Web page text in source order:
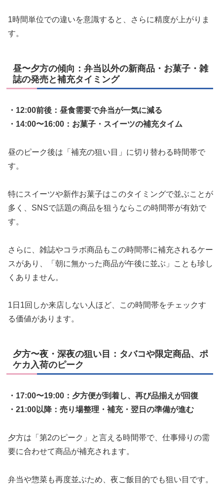
1時間単位での違いを意識すると、さらに精度が上がりま
す。
昼〜夕方の傾向：弁当以外の新商品・お菓子・雑
誌の発売と補充タイミング
・12:00前後：昼食需要で弁当が一気に減る
・14:00〜16:00：お菓子・スイーツの補充タイム
昼のピーク後は「補充の狙い目」に切り替わる時間帯で
す。
特にスイーツや新作お菓子はこのタイミングで並ぶことが
多く、SNSで話題の商品を狙うならこの時間帯が有効で
す。
さらに、雑誌やコラボ商品もこの時間帯に補充されるケー
スがあり、「朝に無かった商品が午後に並ぶ」ことも珍し
くありません。
1日1回しか来店しない人ほど、この時間帯をチェックす
る価値があります。
夕方〜夜・深夜の狙い目：タバコや限定商品、ポ
ケカ入荷のピーク
・17:00〜19:00：夕方便が到着し、再び品揃えが回復
・21:00以降：売り場整理・補充・翌日の準備が進む
夕方は「第2のピーク」と言える時間帯で、仕事帰りの需
要に合わせて商品が補充されます。
弁当や惣菜も再度並ぶため、夜ご飯目的でも狙い目です。